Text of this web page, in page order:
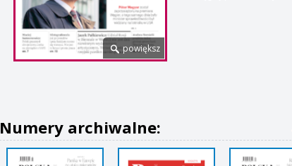
powiększ
Numery archiwalne: